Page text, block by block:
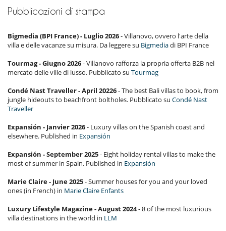
Pubblicazioni di stampa
Bigmedia (BPI France) - Luglio 2026- Villanovo, ovvero l'arte della
villa e delle vacanze su misura. Da leggere su Bigmediadi BPI France
Tourmag - Giugno 2026- Villanovo rafforza la propria offerta B2B nel
mercato delle ville di lusso. Pubblicato su Tourmag
Condé Nast Traveller - April 20226- The best Bali villas to book, from
jungle hideouts to beachfront boltholes. Pubblicato su Condé Nast
Traveller
Expansión - Janvier 2026- Luxury villas on the Spanish coast and
elsewhere. Published in Expansión
Expansión - September 2025- Eight holiday rental villas to make the
most of summer in Spain. Published in Expansión
Marie Claire - June 2025- Summer houses for you and your loved
ones (in French) in Marie Claire Enfants
Luxury Lifestyle Magazine - August 2024- 8 of the most luxurious
villa destinations in the world in LLM